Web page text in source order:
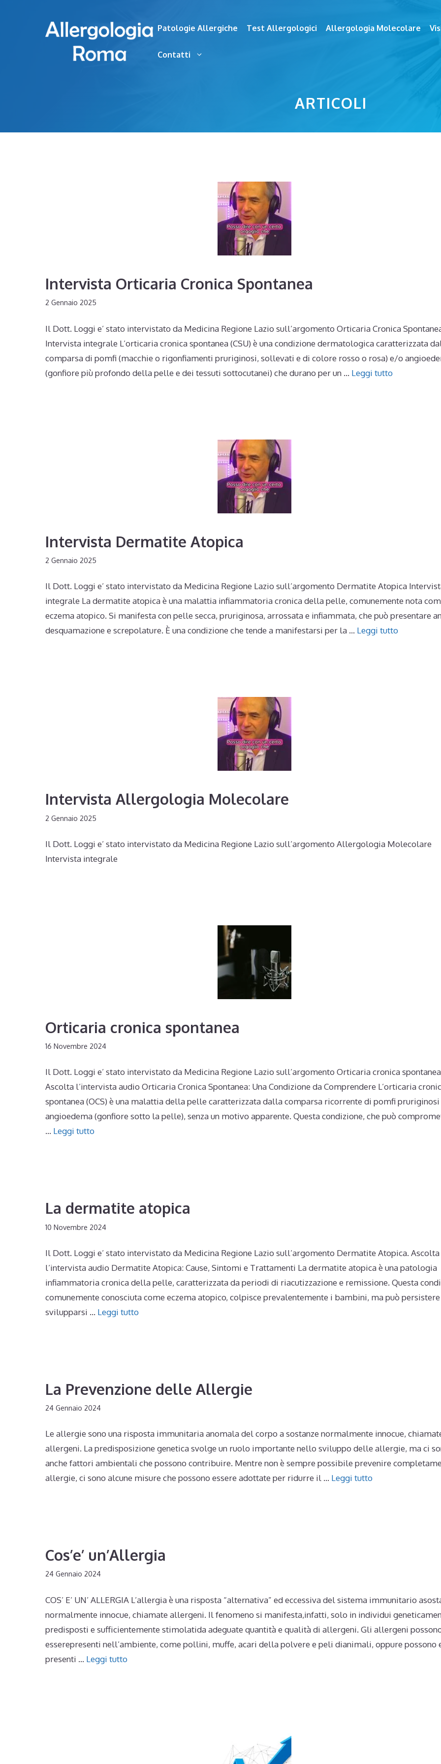
Patologie Allergiche Test Allergologici Allergologia Molecolare
Contatti
ARTICOLI
Intervista Orticaria Cronica Spontanea
2 Gennaio 2025
Il Dott. Loggi e’ stato intervistato da Medicina Regione Lazio sull’argomento Orticaria Cronica
Intervista integrale L’orticaria cronica spontanea (CSU) è una condizione dermatologica caratterizzata
comparsa di pomfi (macchie o rigonfiamenti pruriginosi, sollevati e di colore rosso o rosa) e/o
(gonfiore più profondo della pelle e dei tessuti sottocutanei) che durano per un … Leggi tutto
Intervista Dermatite Atopica
2 Gennaio 2025
Il Dott. Loggi e’ stato intervistato da Medicina Regione Lazio sull’argomento Dermatite Atopica
integrale La dermatite atopica è una malattia infiammatoria cronica della pelle, comunemente nota
eczema atopico. Si manifesta con pelle secca, pruriginosa, arrossata e infiammata, che può presentare
desquamazione e screpolature. È una condizione che tende a manifestarsi per la … Leggi tutto
Intervista Allergologia Molecolare
2 Gennaio 2025
Il Dott. Loggi e’ stato intervistato da Medicina Regione Lazio sull’argomento Allergologia Molecolare
Intervista integrale
Orticaria cronica spontanea
16 Novembre 2024
Il Dott. Loggi e’ stato intervistato da Medicina Regione Lazio sull’argomento Orticaria cronica spontanea
Ascolta l’intervista audio Orticaria Cronica Spontanea: Una Condizione da Comprendere L’orticaria
spontanea (OCS) è una malattia della pelle caratterizzata dalla comparsa ricorrente di pomfi
angioedema (gonfiore sotto la pelle), senza un motivo apparente. Questa condizione, che può
… Leggi tutto
La dermatite atopica
10 Novembre 2024
Il Dott. Loggi e’ stato intervistato da Medicina Regione Lazio sull’argomento Dermatite Atopica. Ascolta
l’intervista audio Dermatite Atopica: Cause, Sintomi e Trattamenti La dermatite atopica è una patologia
infiammatoria cronica della pelle, caratterizzata da periodi di riacutizzazione e remissione. Questa
comunemente conosciuta come eczema atopico, colpisce prevalentemente i bambini, ma può
svilupparsi … Leggi tutto
La Prevenzione delle Allergie
24 Gennaio 2024
Le allergie sono una risposta immunitaria anomala del corpo a sostanze normalmente innocue,
allergeni. La predisposizione genetica svolge un ruolo importante nello sviluppo delle allergie, ma ci
anche fattori ambientali che possono contribuire. Mentre non è sempre possibile prevenire
allergie, ci sono alcune misure che possono essere adottate per ridurre il … Leggi tutto
Cos’e’ un’Allergia
24 Gennaio 2024
COS’ E’ UN’ ALLERGIA L’allergia è una risposta “alternativa” ed eccessiva del sistema immunitario
normalmente innocue, chiamate allergeni. Il fenomeno si manifesta,infatti, solo in individui
predisposti e sufficientemente stimolatida adeguate quantità e qualità di allergeni. Gli allergeni
esserepresenti nell’ambiente, come pollini, muffe, acari della polvere e peli dianimali, oppure possono
presenti … Leggi tutto